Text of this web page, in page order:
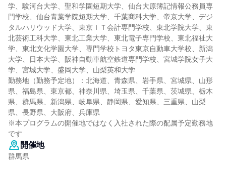
学、駿河台大学、聖和学園短期大学、仙台大原簿記情報公務員専
門学校、仙台青葉学院短期大学、千葉商科大学、帝京大学、デジ
タルハリウッド大学、東京ＩＴ会計専門学校、東北学院大学、東
北芸術工科大学、東北工業大学、東北電子専門学校、東北福祉大
学、東北文化学園大学、専門学校トヨタ東京自動車大学校、新潟
大学、日本大学、阪神自動車航空鉄道専門学校、宮城学院女子大
学、宮城大学、盛岡大学、山梨英和大学
勤務地（勤務予定地）：北海道、青森県、岩手県、宮城県、山形
県、福島県、東京都、神奈川県、埼玉県、千葉県、茨城県、栃木
県、群馬県、新潟県、岐阜県、静岡県、愛知県、三重県、山梨
県、長野県、大阪府、兵庫県
※本プログラムの開催地ではなく入社された際の配属予定勤務地
です
開催地
群馬県